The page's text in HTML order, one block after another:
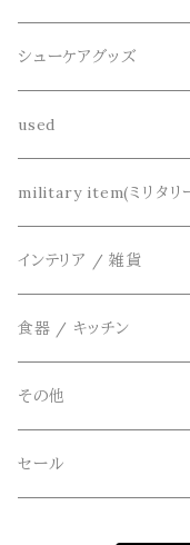
dros dro(ドロスドロ)
DETAIL(ディティール)
THE FLAVOR
FOB FACTORY(エフオ
Four Seasons
freewaters(フリーウォ
GLOBE(グローブ)
シャツ
カーディガン
キーアクセサリー
財布、コインケース、マネ
鞄
シューケアグッズ
used
リメイク
アクセサリー
military item(ミリタリ
インテリア / 雑貨
食器 / キッチン
その他
セール